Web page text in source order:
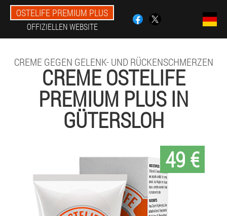
OSTELIFE PREMIUM PLUS
OFFIZIELLEN WEBSITE
CREME GEGEN GELENK- UND RÜCKENSCHMERZEN
CREME OSTELIFE
PREMIUM PLUS IN
GÜTERSLOH
49 €